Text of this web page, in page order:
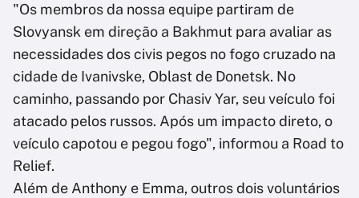
"Os membros da nossa equipe partiram de
Slovyansk em direção a Bakhmut para avaliar as
necessidades dos civis pegos no fogo cruzado na
cidade de Ivanivske, Oblast de Donetsk. No
caminho, passando por Chasiv Yar, seu veículo foi
atacado pelos russos. Após um impacto direto, o
veículo capotou e pegou fogo", informou a Road to
Relief.
Além de Anthony e Emma, outros dois voluntários